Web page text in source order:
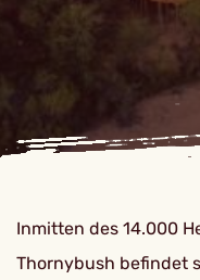
Inmitten des 14.000
Thornybush befindet